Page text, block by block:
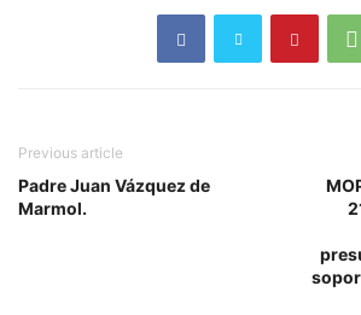
Previous article
Padre Juan Vázquez de
Marmol.